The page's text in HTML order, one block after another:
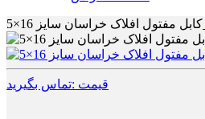
کابل مفتول افلاک خراسان سایز 16×5
قیمت :تماس بگیرید